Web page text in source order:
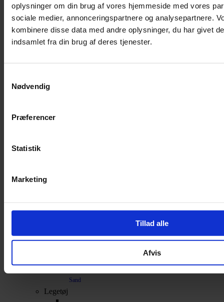
oplysninger om din brug af vores hjemmeside med vores
sociale medier, annonceringspartnere og analysepartnere.
kombinere disse data med andre oplysninger, du har givet
indsamlet fra din brug af deres tjenester.
Nødvendig
Præferencer
Statistik
Marketing
Tillad alle
Afvis
Løbegård
Overdækning løbegård
Indretning til bure
Bark
Spelt
Vat
Sand
Legetøj